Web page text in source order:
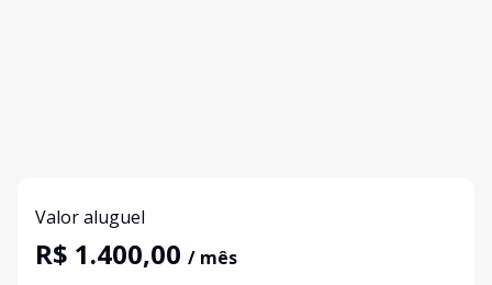
Valor aluguel
R$ 1.400,00 / mês